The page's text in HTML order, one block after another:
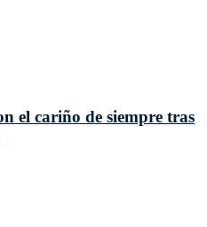
el cariño de siempre tras